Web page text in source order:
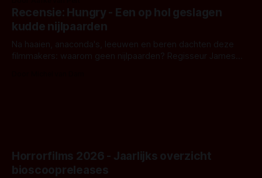
achtergrond, belooft iets kleurrijks maar onheilspellends,
iets ongrijpbaars. En dat maakt De Groen met ieder woord
waar.
Recensie: Hungry - Een op hol geslagen
kudde nijlpaarden
Na haaien, anaconda's, leeuwen en beren dachten deze
filmmakers: waarom geen nijlpaarden? Regisseur James
Horrorfilms 2026 - Jaarlijks overzicht
bioscoopreleases